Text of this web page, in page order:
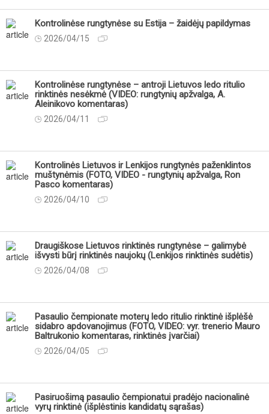
Kontrolinėse rungtynėse su Estija – žaidėjų papildymas
2026/04/15
Kontrolinėse rungtynėse – antroji Lietuvos ledo ritulio
rinktinės nesėkmė (VIDEO: rungtynių apžvalga, A.
Aleinikovo komentaras)
2026/04/11
Kontrolinės Lietuvos ir Lenkijos rungtynės paženklintos
muštynėmis (FOTO, VIDEO - rungtynių apžvalga, Ron
Pasco komentaras)
2026/04/10
Draugiškose Lietuvos rinktinės rungtynėse – galimybė
išvysti būrį rinktinės naujokų (Lenkijos rinktinės sudėtis)
2026/04/08
Pasaulio čempionate moterų ledo ritulio rinktinė išplėšė
sidabro apdovanojimus (FOTO, VIDEO: vyr. trenerio Mauro
Baltrukonio komentaras, rinktinės įvarčiai)
2026/04/05
Pasiruošimą pasaulio čempionatui pradėjo nacionalinė
vyrų rinktinė (išplėstinis kandidatų sąrašas)